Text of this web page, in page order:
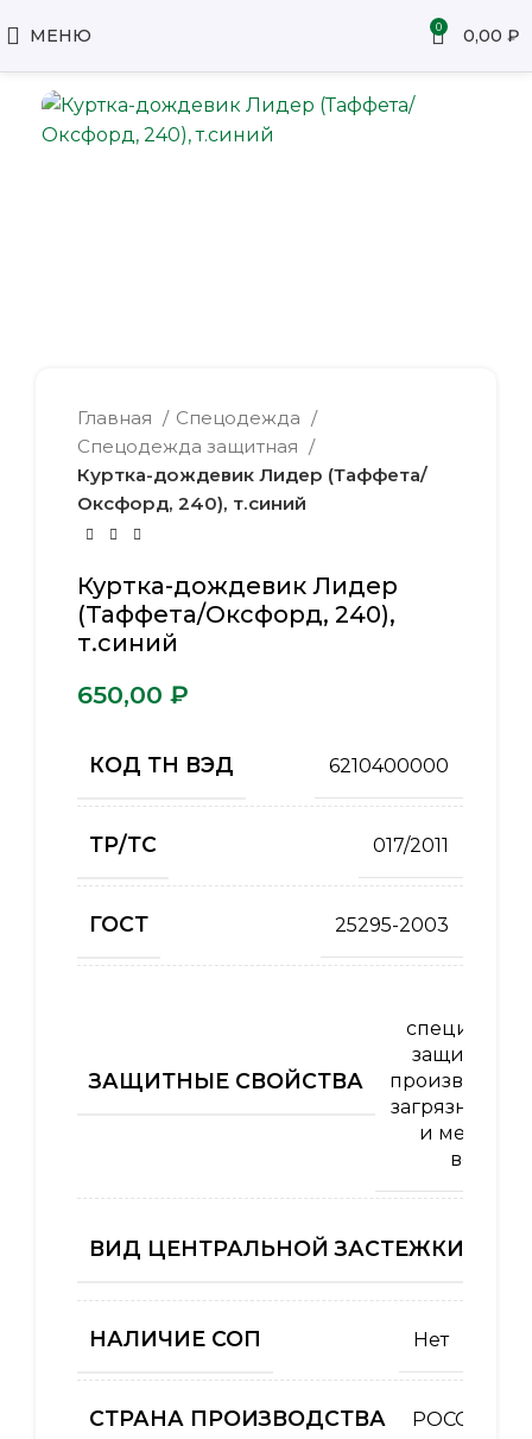
МЕНЮ 0 0,00 ₽
Главная
Спецодежда
Спецодежда защитная
Куртка-дождевик Лидер (Таффета/
Оксфорд, 240), т.синий
Куртка-дождевик Лидер
(Таффета/Оксфорд, 240),
т.синий
₽
КОД ТН ВЭД 6210400000
ТР/ТС 017/2011
ГОСТ 25295-2003
ЗАЩИТНЫЕ СВОЙСТВА
защиты от
загрязнений
и
ВИД ЦЕНТРАЛЬНОЙ ЗАСТЕЖКИ
НАЛИЧИЕ СОП Нет
СТРАНА ПРОИЗВОДСТВА РОССИЯ